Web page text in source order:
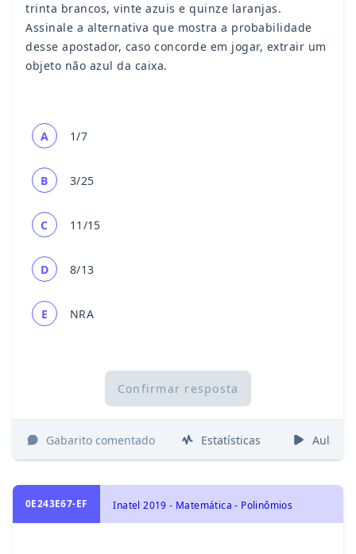
trinta brancos, vinte azuis e quinze laranjas.
Assinale a alternativa que mostra a probabilidade
desse apostador, caso concorde em jogar, extrair um
objeto não azul da caixa.
A 1/7
B 3/25
C 11/15
D 8/13
E NRA
Confirmar resposta
Gabarito comentado Estatísticas Aulas
0E243E67-EF Inatel 2019 - Matemática - Polinômios